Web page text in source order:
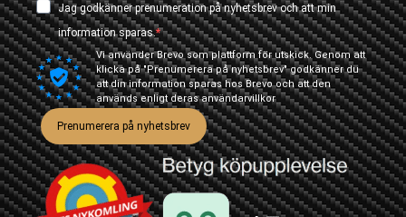
Jag godkänner prenumeration på nyhetsbrev och att min
information sparas.
Vi använder Brevo som plattform för utskick. Genom att
klicka på "Prenumerera på nyhetsbrev" godkänner du
att din information sparas hos Brevo och att den
används enligt derasanvändarvillkor
Prenumerera på nyhetsbrev